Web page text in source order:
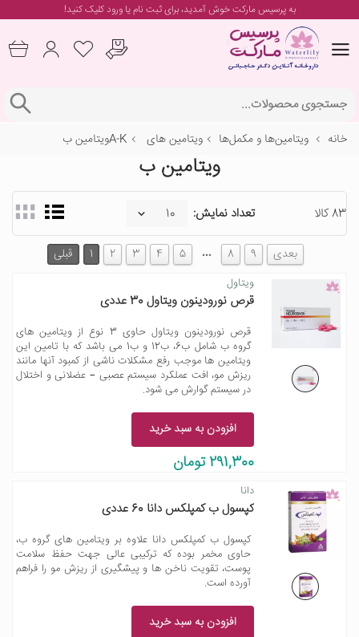
به پرسیس مارکت خوش آمدید، برایثبت نام یا ورودکلیک کنید!
خانه ویتامین‌ها و مکمل‌ها ویتامین های A-K ویتامین ب
ویتامین ب
83 کالا تعداد نمایش:
قبلی 1 2 3 4 5 … 8 9 بعدی
ویتاول
قرص نورودینون ویتاول 30 عددی
قرص نورودینون ویتاول حاوی 3 نوع از ویتامین های
گروه ب شامل ب6، ب12 و ب1 می باشد که با تامین این
ویتامین ها موجب رفع مشکلات ناشی از کمبود آنها مانند
ریزش مو، افت عملکرد سیستم عصبی – عضلانی و اختلال
در سیستم گوارش می شود.
افزودن به سبد خرید
291,300 تومان
دانا
کپسول ب کمپلکس دانا 60 عددی
کپسول ب کمپلکس دانا علاوه بر ویتامین های گروه ب،
حاوی مخمر بوده که ترکیبی عالی جهت حفظ سلامت
پوست، تقویت ناخن ها و پیشگیری از ریزش مو را فراهم
آورده است.
افزودن به سبد خرید